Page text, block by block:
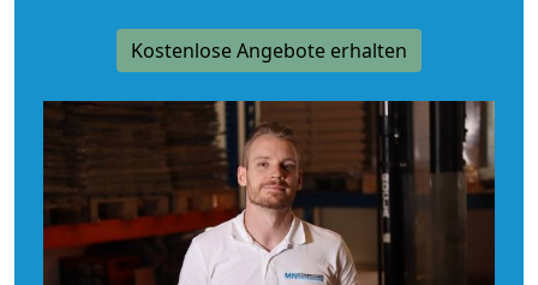
Kostenlose Angebote erhalten